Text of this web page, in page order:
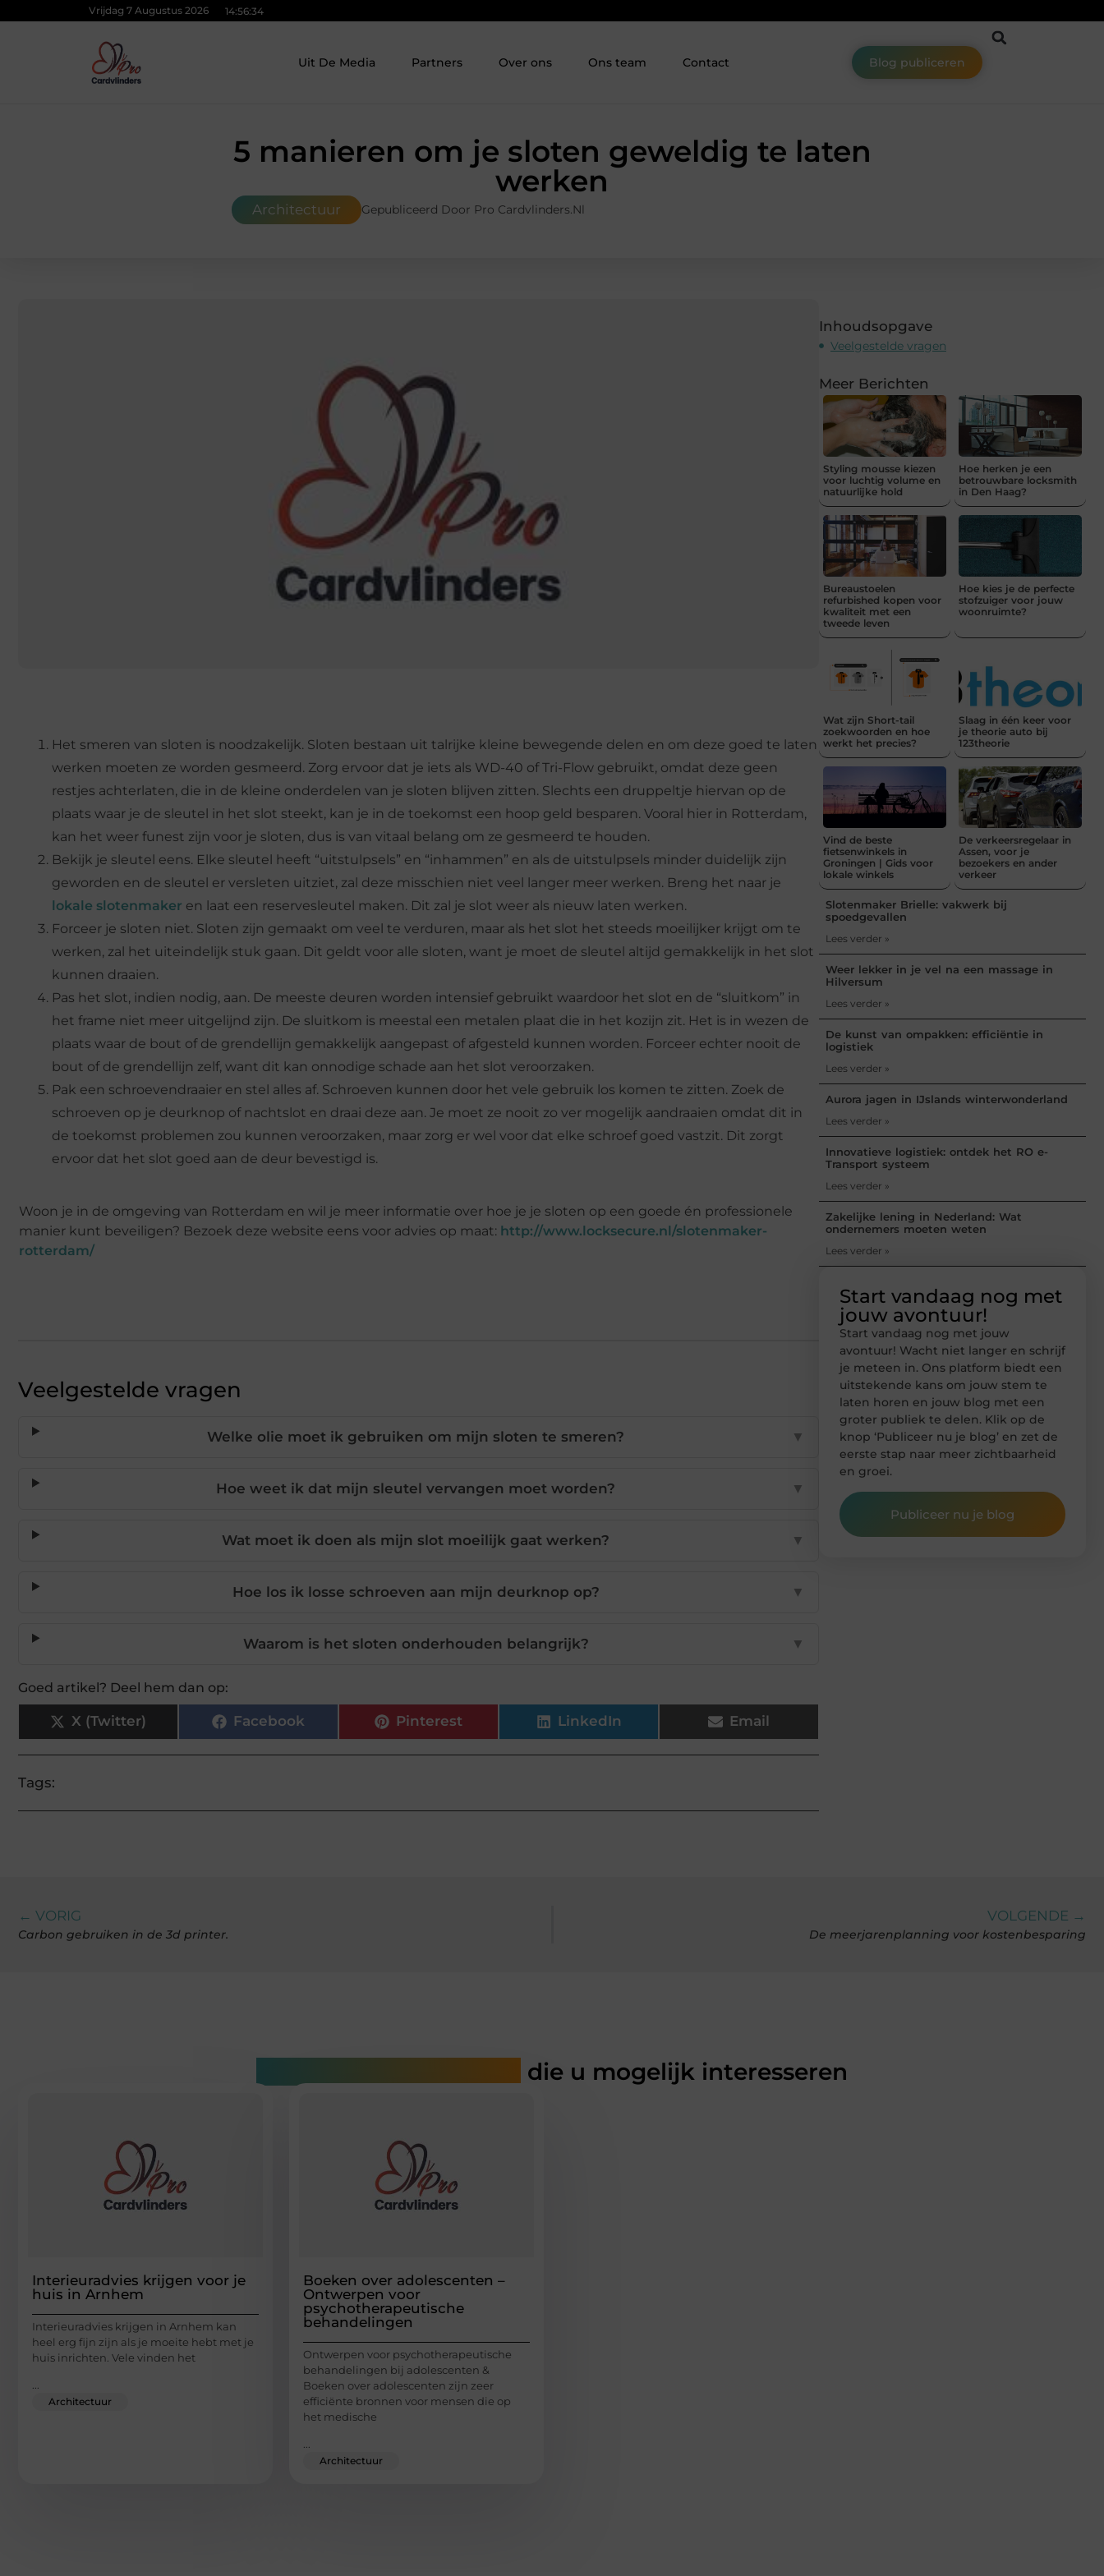
Vrijdag 7 Augustus 2026 14:56:35
Uit De Media Partners Over ons Ons team Contact Blog publiceren
5 manieren om je sloten geweldig te laten
werken
Architectuur Gepubliceerd Door Pro Cardvlinders.nl
Het smeren van sloten is noodzakelijk. Sloten bestaan uit talrijke kleine bewegende delen en om deze goed te laten
werken moeten ze worden gesmeerd. Zorg ervoor dat je iets als WD-40 of Tri-Flow gebruikt, omdat deze geen
restjes achterlaten, die in de kleine onderdelen van je sloten blijven zitten. Slechts een druppeltje hiervan op de
plaats waar je de sleutel in het slot steekt, kan je in de toekomst een hoop geld besparen. Vooral hier in Rotterdam,
kan het weer funest zijn voor je sloten, dus is van vitaal belang om ze gesmeerd te houden.
Bekijk je sleutel eens. Elke sleutel heeft “uitstulpsels” en “inhammen” en als de uitstulpsels minder duidelijk zijn
geworden en de sleutel er versleten uitziet, zal deze misschien niet veel langer meer werken. Breng het naar je
lokale slotenmaker en laat een reservesleutel maken. Dit zal je slot weer als nieuw laten werken.
Forceer je sloten niet. Sloten zijn gemaakt om veel te verduren, maar als het slot het steeds moeilijker krijgt om te
werken, zal het uiteindelijk stuk gaan. Dit geldt voor alle sloten, want je moet de sleutel altijd gemakkelijk in het slot
kunnen draaien.
Pas het slot, indien nodig, aan. De meeste deuren worden intensief gebruikt waardoor het slot en de “sluitkom” in
het frame niet meer uitgelijnd zijn. De sluitkom is meestal een metalen plaat die in het kozijn zit. Het is in wezen de
plaats waar de bout of de grendellijn gemakkelijk aangepast of afgesteld kunnen worden. Forceer echter nooit de
bout of de grendellijn zelf, want dit kan onnodige schade aan het slot veroorzaken.
Pak een schroevendraaier en stel alles af. Schroeven kunnen door het vele gebruik los komen te zitten. Zoek de
schroeven op je deurknop of nachtslot en draai deze aan. Je moet ze nooit zo ver mogelijk aandraaien omdat dit in
de toekomst problemen zou kunnen veroorzaken, maar zorg er wel voor dat elke schroef goed vastzit. Dit zorgt
ervoor dat het slot goed aan de deur bevestigd is.
Woon je in de omgeving van Rotterdam en wil je meer informatie over hoe je je sloten op een goede én professionele
manier kunt beveiligen? Bezoek deze website eens voor advies op maat: http://www.locksecure.nl/slotenmaker-
rotterdam/
Veelgestelde vragen
Welke olie moet ik gebruiken om mijn sloten te smeren? ▼
Hoe weet ik dat mijn sleutel vervangen moet worden? ▼
Wat moet ik doen als mijn slot moeilijk gaat werken? ▼
Hoe los ik losse schroeven aan mijn deurknop op? ▼
Waarom is het sloten onderhouden belangrijk? ▼
Goed artikel? Deel hem dan op:
X (Twitter) Facebook Pinterest LinkedIn Email
Tags:
Inhoudsopgave
Veelgestelde vragen
Meer Berichten
Styling mousse kiezen
voor luchtig volume en
natuurlijke hold
Hoe herken je een
betrouwbare locksmith
in Den Haag?
Bureaustoelen
refurbished kopen voor
kwaliteit met een
tweede leven
Hoe kies je de perfecte
stofzuiger voor jouw
woonruimte?
Wat zijn Short-tail
zoekwoorden en hoe
werkt het precies?
Slaag in één keer voor
je theorie auto bij
123theorie
Vind de beste
fietsenwinkels in
Groningen | Gids voor
lokale winkels
De verkeersregelaar in
Assen, voor je
bezoekers en ander
verkeer
Slotenmaker Brielle: vakwerk bij
spoedgevallen
Lees verder »
Weer lekker in je vel na een massage in
Hilversum
Lees verder »
De kunst van ompakken: efficiëntie in
logistiek
Lees verder »
Aurora jagen in IJslands winterwonderland
Lees verder »
Innovatieve logistiek: ontdek het RO e-
Transport systeem
Lees verder »
Zakelijke lening in Nederland: Wat
ondernemers moeten weten
Lees verder »
Start vandaag nog met
jouw avontuur!
Start vandaag nog met jouw
avontuur! Wacht niet langer en schrijf
je meteen in. Ons platform biedt een
uitstekende kans om jouw stem te
laten horen en jouw blog met een
groter publiek te delen. Klik op de
knop ‘Publiceer nu je blog’ en zet de
eerste stap naar meer zichtbaarheid
en groei.
Publiceer nu je blog
← VORIG
Carbon gebruiken in de 3d printer.
VOLGENDE →
De meerjarenplanning voor kostenbesparing
die u mogelijk interesseren
Interieuradvies krijgen voor je
huis in Arnhem
Interieuradvies krijgen in Arnhem kan
heel erg fijn zijn als je moeite hebt met je
huis inrichten. Vele vinden het
...
Architectuur
Boeken over adolescenten –
Ontwerpen voor
psychotherapeutische
behandelingen
Ontwerpen voor psychotherapeutische
behandelingen bij adolescenten &
Boeken over adolescenten zijn zeer
efficiënte bronnen voor mensen die op
het medische
...
Architectuur